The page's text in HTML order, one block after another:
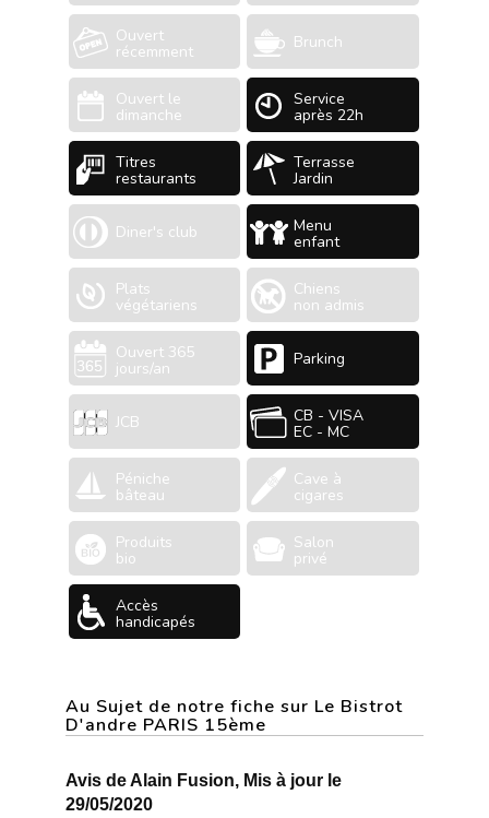
Ouvert
récemment Brunch
Ouvert le
dimanche
Service
après 22h
Titres
restaurants
Terrasse
Jardin
Diner's club Menu
enfant
Plats
végétariens
Chiens
non admis
Ouvert 365
jours/an Parking
JCB CB - VISA
EC - MC
Péniche
bâteau
Cave à
cigares
Produits
bio
Salon
privé
Accès
handicapés
Au Sujet de notre fiche sur Le Bistrot
D'andre PARIS 15ème
Avis de Alain Fusion, Mis à jour le
29/05/2020